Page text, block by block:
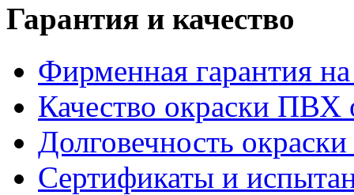
Гарантия и качество
Фирменная гарантия
Качество окраски ПВХ
Долговечность
Сертификаты и